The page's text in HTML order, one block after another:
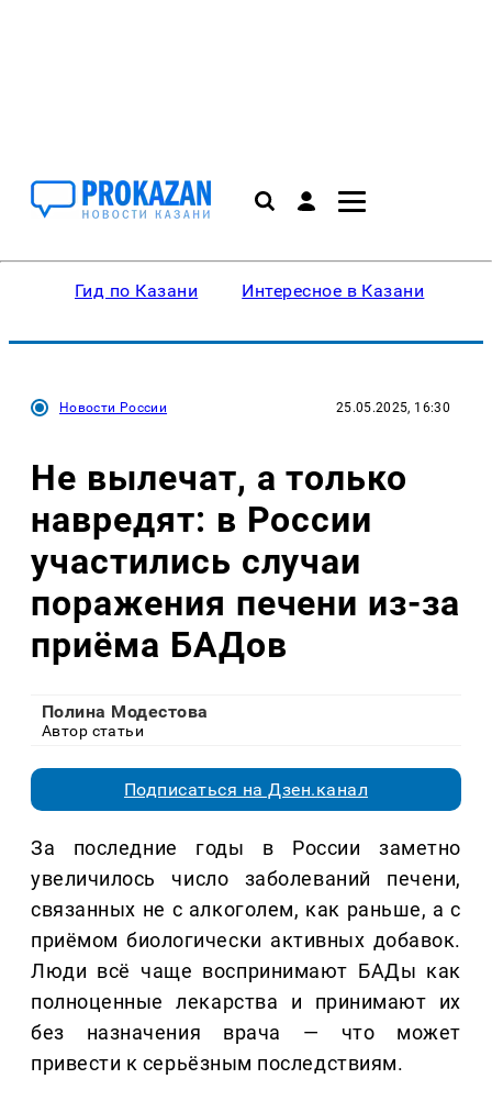
Гид по Казани Интересное в Казани
Новости России 25.05.2025, 16:30
Не вылечат, а только
навредят: в России
участились случаи
поражения печени из-за
приёма БАДов
Полина Модестова
Автор статьи
Подписаться на Дзен.канал
За последние годы в России заметно
увеличилось число заболеваний печени,
связанных не с алкоголем, как раньше, а с
приёмом биологически активных добавок.
Люди всё чаще воспринимают БАДы как
полноценные лекарства и принимают их
без назначения врача — что может
привести к серьёзным последствиям.